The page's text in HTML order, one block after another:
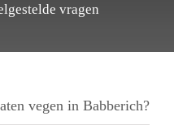
vragen
vegen in Babberich?